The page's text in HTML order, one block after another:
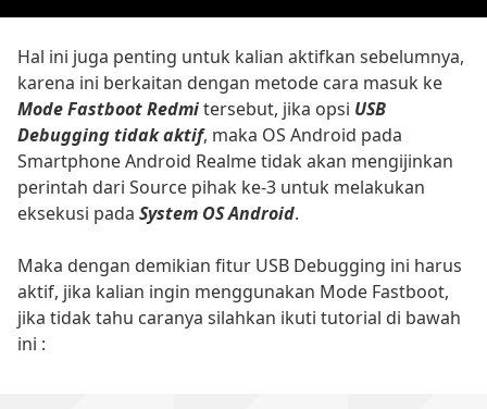
Hal ini juga penting untuk kalian aktifkan sebelumnya,
karena ini berkaitan dengan metode cara masuk ke
Mode Fastboot Redmitersebut, jika opsi USB
Debugging tidak aktif, maka OS Android pada
Smartphone Android Realme tidak akan mengijinkan
perintah dari Source pihak ke-3 untuk melakukan
eksekusi pada System OS Android.
Maka dengan demikian fitur USB Debugging ini harus
aktif, jika kalian ingin menggunakan Mode Fastboot,
jika tidak tahu caranya silahkan ikuti tutorial di bawah
ini :